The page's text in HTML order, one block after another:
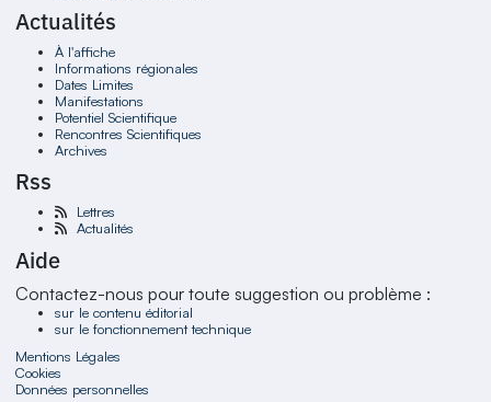
Actualités
À l'affiche
Informations régionales
Dates Limites
Manifestations
Potentiel Scientifique
Rencontres Scientifiques
Archives
Rss
Lettres
Actualités
Aide
Contactez-nous pour toute suggestion ou problème :
sur le contenu éditorial
sur le fonctionnement technique
Mentions Légales
Cookies
Données personnelles